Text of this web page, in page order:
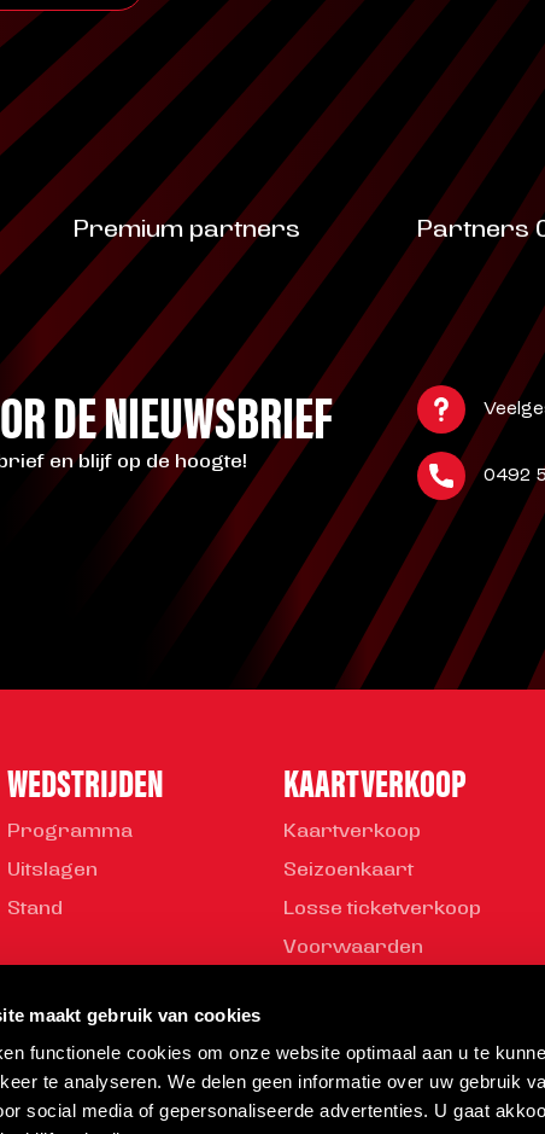
maakt gebruik van cookies
functionele cookies om onze website optimaal aan u te
te analyseren. We delen geen informatie over uw gebruik
social media of gepersonaliseerde advertenties. U gaat
Premium partners Partners
DE NIEUWSBRIEF
en blijf op de hoogte!
0492
WEDSTRIJDEN
Programma
Uitslagen
Stand
KAARTVERKOOP
Kaartverkoop
Seizoenkaart
Losse ticketverkoop
Voorwaarden